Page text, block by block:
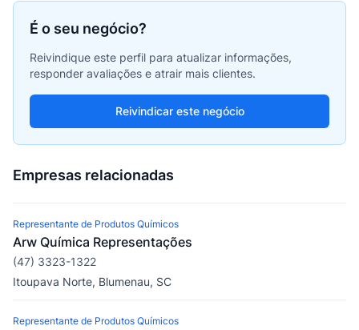
É o seu negócio?
Reivindique este perfil para atualizar informações,
responder avaliações e atrair mais clientes.
Reivindicar este negócio
Empresas relacionadas
Representante de Produtos Químicos
Arw Química Representações
(47) 3323-1322
Itoupava Norte, Blumenau, SC
Representante de Produtos Químicos